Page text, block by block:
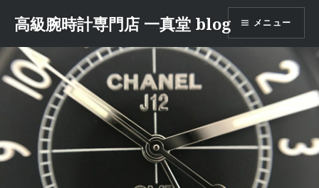
テ
ン
ツ
ッ
高級腕時計専門店 一真堂 blog メニュー